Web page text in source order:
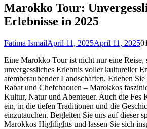
Marokko Tour:
Erlebnisse in 2025
Fatima IsmailApril 11, 2025April 11, 20250
Eine Marokko Tour ist nicht nur eine Reise,
unvergessliches Erlebnis voller kultureller
atemberaubender Landschaften. Erleben
Rabat und Chefchaouen – Marokkos
Kultur, Natur und Abenteuer. Auch die Fes
ein, in die tiefen Traditionen und die
einzutauchen. Begleiten Sie uns auf dieser
Marokkos Highlights und lassen Sie sich